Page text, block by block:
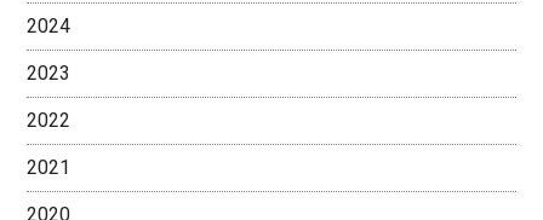
2024
2023
2022
2021
2020